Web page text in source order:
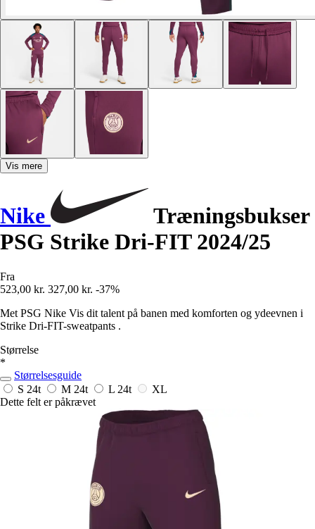
Vis mere
Nike
Træningsbukser
PSG Strike Dri-FIT 2024/25
Fra
523,00 kr. 327,00 kr. -37%
Met PSG Nike Vis dit talent på banen med komforten og ydeevnen i
Strike Dri-FIT-sweatpants .
Størrelse
*
Størrelsesguide
S 24t M 24t L 24t
XL
Dette felt er påkrævet